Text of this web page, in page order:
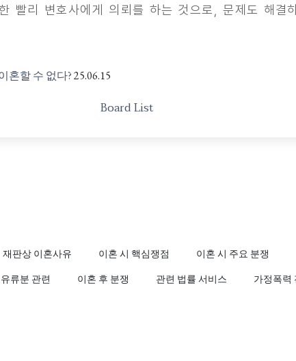
빨리 변호사에게 의뢰를 하는 것으로, 문제도 해결
혼할 수 없다?25.06.15
Board List
재판상 이혼사유 이혼 시 핵심쟁점 이혼 시 주요 분쟁
류분 관련 이혼 후 분쟁 관련 법률 서비스 가정폭력